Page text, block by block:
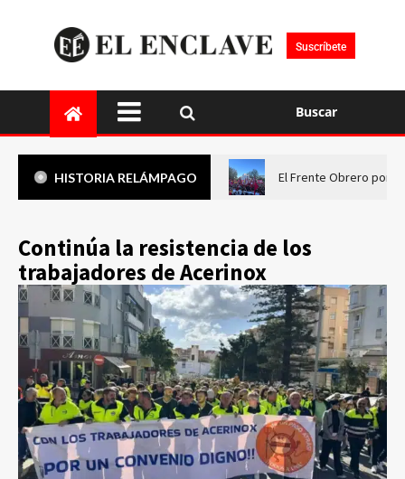
Suscríbete
Buscar
HISTORIA RELÁMPAGO El Frente Obrero pone
Continúa la resistencia de los
trabajadores de Acerinox